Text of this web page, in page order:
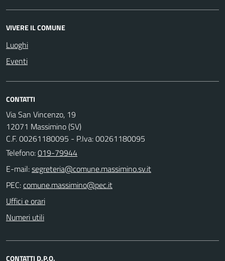
VIVERE IL COMUNE
Luoghi
Eventi
CONTATTI
Via San Vincenzo, 19
12071 Massimino (SV)
C.F. 00261180095 - P.Iva: 00261180095
Telefono:019-79944
E-mail:
PEC:
Uffici e orari
Numeri utili
CONTATTI D.P.O.